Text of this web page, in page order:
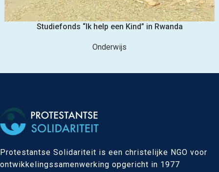
Studiefonds “Ik help een Kind” in Rwanda
Onderwijs
Protestantse Solidariteit is een christelijke NGO voor
ontwikkelingssamenwerking opgericht in 1977